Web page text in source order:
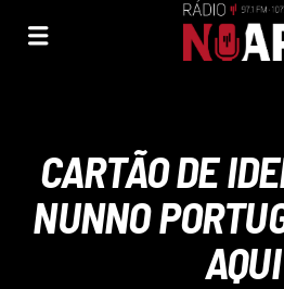
CARTÃO DE
NUNNO
AQUI